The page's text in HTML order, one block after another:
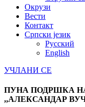
Окрузи
Вести
Контакт
Српски језик
Русский
English
УЧЛАНИ СЕ
ПУНА ПОДРШКА
,,АЛЕКСАНДАР